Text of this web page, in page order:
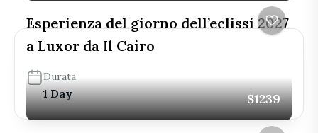
Esperienza del giorno dell’eclissi 2027
a Luxor da Il Cairo
Durata
1 Day $1239